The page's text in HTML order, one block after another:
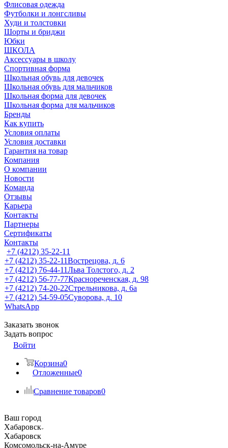
Флисовая одежда
Футболки и лонгсливы
Худи и толстовки
Шорты и бриджи
Юбки
ШКОЛА
Аксессуары в школу
Спортивная форма
Школьная обувь для девочек
Школьная обувь для мальчиков
Школьная форма для девочек
Школьная форма для мальчиков
Бренды
Как купить
Условия оплаты
Условия доставки
Гарантия на товар
Компания
О компании
Новости
Команда
Отзывы
Карьера
Контакты
Партнеры
Сертификаты
Контакты
+7 (4212) 35-22-11
+7 (4212) 35-22-11Вострецова, д. 6
+7 (4212) 76-44-11Льва Толстого, д. 2
+7 (4212) 56-77-77Краснореченская, д. 98
+7 (4212) 74-20-22Стрельникова, д. 6а
+7 (4212) 54-59-05Суворова, д. 10
WhatsApp
Заказать звонок
Задать вопрос
Войти
Корзина0
Отложенные0
Сравнение товаров0
Ваш город
Хабаровск
Хабаровск
Комсомольск-на-Амуре